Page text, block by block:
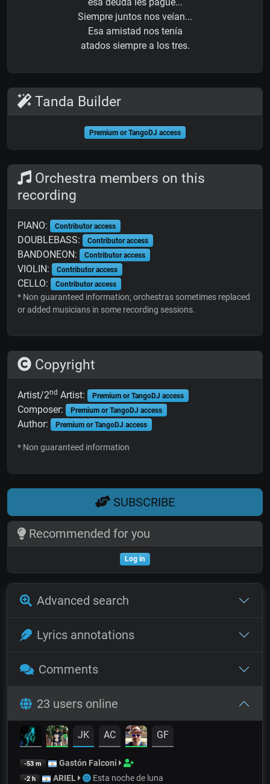
Siempre juntos nos veían...
Esa amistad nos tenía
atados siempre a los tres.
Tanda Builder
Premium or TangoDJ access
Orchestra members on this
recording
PIANO: Contributor access
DOUBLEBASS: Contributor access
BANDONEON: Contributor access
VIOLIN: Contributor access
CELLO: Contributor access
* Non guaranteed information; orchestras sometimes replaced
or added musicians in some recording sessions.
Copyright
Artist/2nd Artist: Premium or TangoDJ access
Composer: Premium or TangoDJ access
Author: Premium or TangoDJ access
* Non guaranteed information
SUBSCRIBE
Recommended for you
Log in
Advanced search
Lyrics annotations
Comments
23 users online
JK AC GF
-53 m Gastón Falconi
-2 h ARIEL Esta noche de luna